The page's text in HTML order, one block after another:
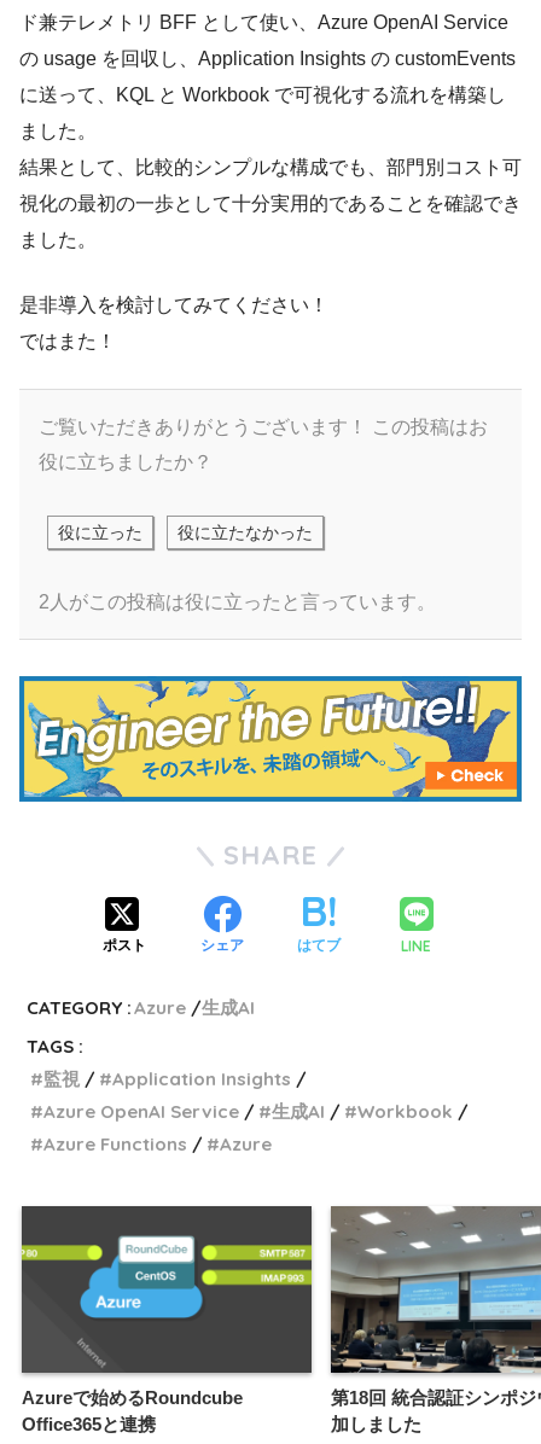
ド兼テレメトリ BFF として使い、Azure OpenAI Service
の usage を回収し、Application Insights の customEvents
に送って、KQL と Workbook で可視化する流れを構築し
ました。
結果として、比較的シンプルな構成でも、部門別コスト可
視化の最初の一歩として十分実用的であることを確認でき
ました。
是非導入を検討してみてください！
ではまた！
ご覧いただきありがとうございます！
この投稿はお
役に立ちましたか？
役に立った 役に立たなかった
2人がこの投稿は役に立ったと言っています。
SHARE
ポスト シェア はてブ LINE
CATEGORY :Azure
生成AI
TAGS :
監視
Application Insights
Azure OpenAI Service
生成AI
Workbook
Azure Functions
Azure
Azureで始めるRoundcube
Office365と連携
第18回 統合認証シンポ
加しました